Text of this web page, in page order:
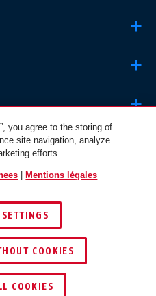
ABUS Österreich
you agree to the storing of
site navigation, analyze
efforts.
Mentions légales
COOKIES
COOKIES